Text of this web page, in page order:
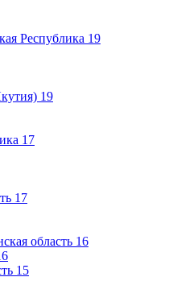
Республика 19
19
17
17
область 16
15